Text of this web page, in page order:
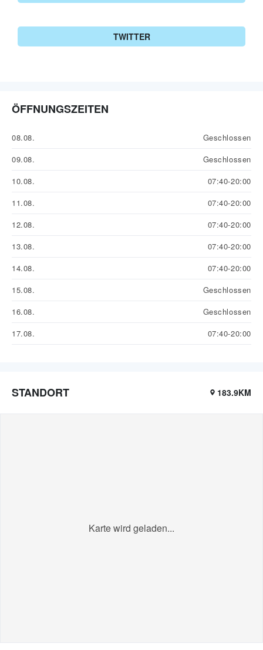
TWITTER
ÖFFNUNGSZEITEN
08.08.
Geschlossen
09.08.
Geschlossen
10.08.
07:40-20:00
11.08.
07:40-20:00
12.08.
07:40-20:00
13.08.
07:40-20:00
14.08.
07:40-20:00
15.08.
Geschlossen
16.08.
Geschlossen
17.08.
07:40-20:00
STANDORT 183.9KM
Karte wird geladen...